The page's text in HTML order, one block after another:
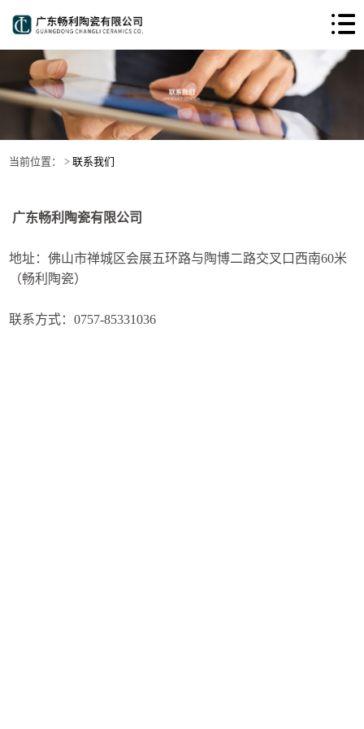
当前位置： >联系我们
广东畅利陶瓷有限公司
地址：佛山市禅城区会展五环路与陶博二路交叉口西南60米
（畅利陶瓷）
联系方式：0757-85331036